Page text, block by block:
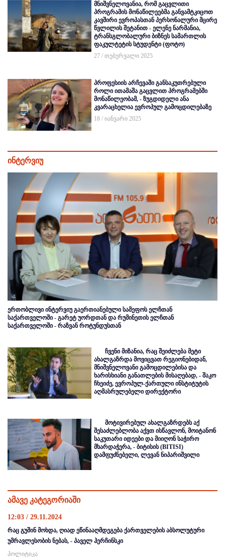
მნიშვნელოვანია, რომ გაცვლითი
პროგრამის მონაწილეებმა განვამტკიცოთ
კავშირი ევროპასთან პერსონალური მცირე
წვლილის შეტანით - ელენე ნარმანია,
ტრანსგლობალური ბიზნეს სამართლის
ფაკულტეტის სტუდენტი (ფოტო)
27 / თებერვალი 2025
პროფესიის არჩევაში განსაკუთრებული
როლი ითამაშა გაცვლით პროგრამებში
მონაწილეობამ, - ზუგდიდელი ანა
კვარაცხელია ევროპულ გამოცდილებაზე
18 / იანვარი 2025
ინტერვიუ
ერთობლივი ინტერვიუ გაერთიანებული სამეფოს ელჩთან
საქართველოში - გარეტ უორდთან და რუმინეთის ელჩთან
საქართველოში - რაზვან როტუნდუსთან
ჩვენი მიზანია, რაც შეიძლება მეტი
ახალგაზრდა მოვიცვათ რეგიონებიდან,
მნიშვნელოვანი გამოცდილებისა და
ხარისხიანი განათლების მისაღებად, - შაკო
ჩხეიძე, ევროპულ-ქართული ინსტიტუტის
აღმასრულებელი დირექტორი
მოტივირებულ ახალგაზრდებს აქ
შესაძლებლობა აქვთ ისწავლონ, მოიტანონ
საკუთარი იდეები და მიიღონ საჭირო
მხარდაჭერა, - ბიტისის (BITISI)
დამფუძნებელი, ლევან ნიპარიშვილი
ამავე კატეგორიაში
12:03 / 29.11.2024
რაც გუშინ მოხდა, ღიად ეწინააღმდეგება ქართველების აბსოლუტური
უმრავლესობის ნებას, - პაველ ჰერჩინსკი
პოლიტიკა